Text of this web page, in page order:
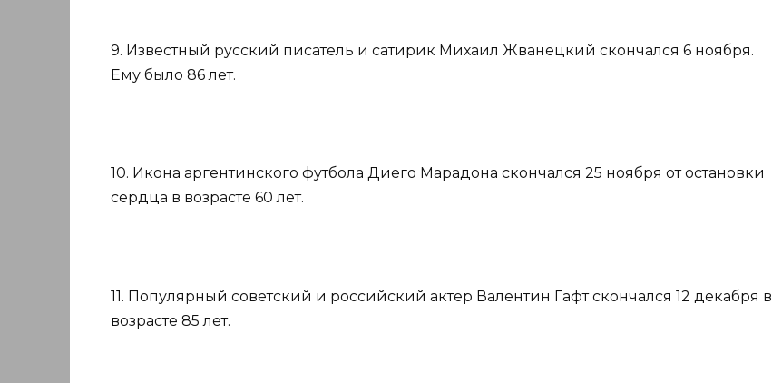
9. Известный русский писатель и сатирик Михаил Жванецкий скончался 6 ноября.
Ему было 86 лет.
10. Икона аргентинского футбола Диего Марадона скончался 25 ноября от остановки
сердца в возрасте 60 лет.
11. Популярный советский и российский актер Валентин Гафт скончался 12 декабря в
возрасте 85 лет.